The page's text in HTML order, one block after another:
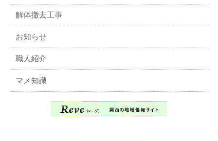
解体撤去工事
お知らせ
職人紹介
マメ知識